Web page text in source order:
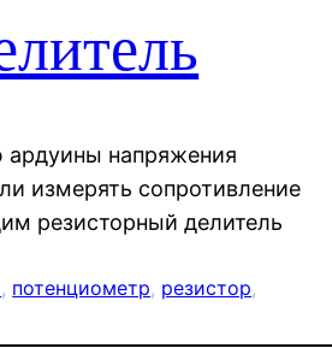
напряжения
измерять сопротивление
резисторный делитель
, потенциометр, резистор